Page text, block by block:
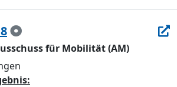
für Mobilität (AM)